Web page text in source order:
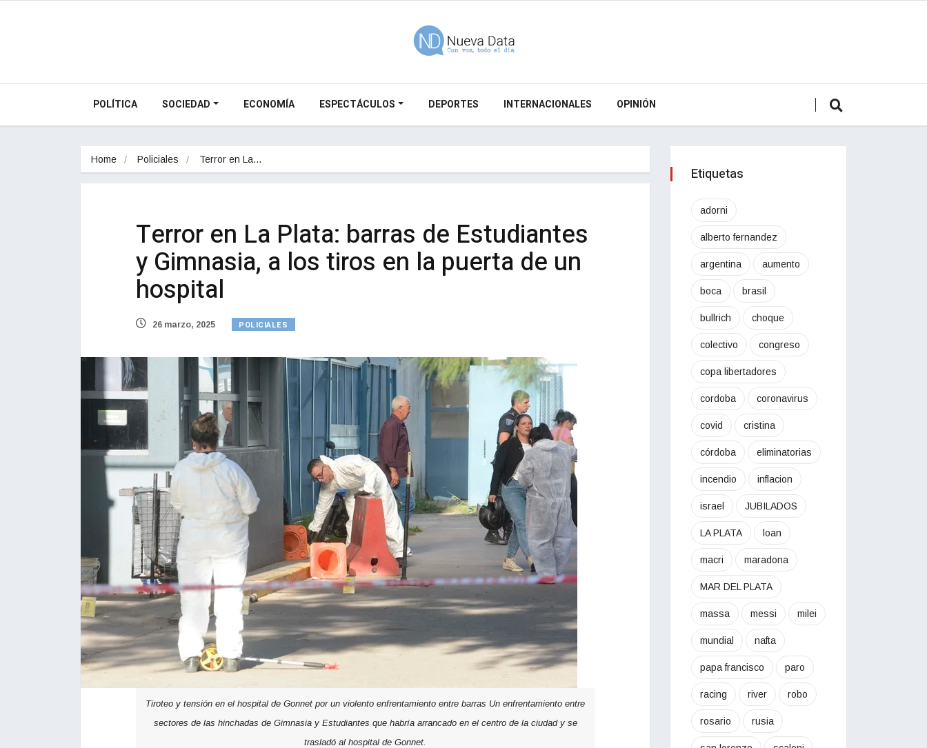
POLÍTICA SOCIEDAD ECONOMÍA ESPECTÁCULOS DEPORTES INTERNACIONALES OPINIÓN
Home Policiales Terror en La…
Terror en La Plata: barras de Estudiantes
y Gimnasia, a los tiros en la puerta de un
hospital
26 marzo, 2025 POLICIALES
Tiroteo y tensión en el hospital de Gonnet por un violento enfrentamiento entre barras Un enfrentamiento entre
sectores de las hinchadas de Gimnasia y Estudiantes que habría arrancado en el centro de la ciudad y se
trasladó al hospital de Gonnet.
Etiquetas
adorni
alberto fernandez
argentina aumento
boca brasil
bullrich choque
colectivo congreso
copa libertadores
cordoba coronavirus
covid cristina
córdoba eliminatorias
incendio inflacion
israel JUBILADOS
LA PLATA loan
macri maradona
MAR DEL PLATA
massa messi milei
mundial nafta
papa francisco paro
racing river robo
rosario rusia